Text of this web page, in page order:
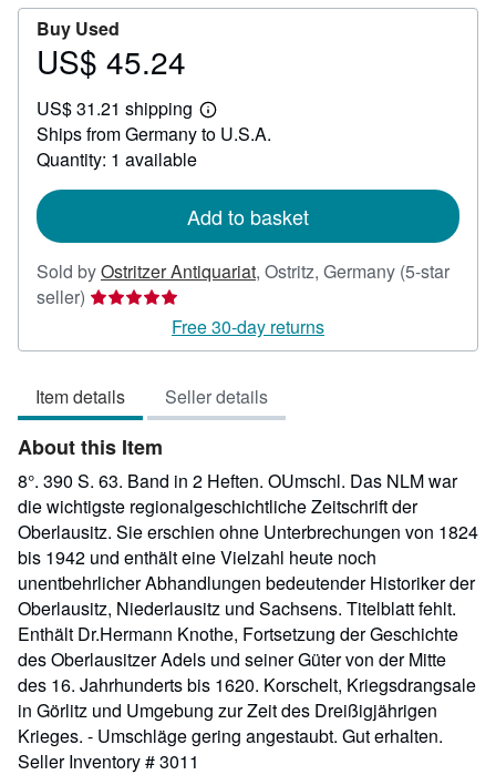
Buy Used
Price
45.24
US$ 45.24
US$ 31.21 shipping
Learn
more
Ships from Germany to U.S.A.
Quantity: 1 available
Add to basket
Sold byOstritzer Antiquariat, Ostritz, Germany (5-star
seller) Seller
5
of
5
stars
Free 30-day returns
Item details Seller details
About this Item
8°. 390 S. 63. Band in 2 Heften. OUmschl. Das NLM war
die wichtigste regionalgeschichtliche Zeitschrift der
Oberlausitz. Sie erschien ohne Unterbrechungen von 1824
bis 1942 und enthält eine Vielzahl heute noch
unentbehrlicher Abhandlungen bedeutender Historiker der
Oberlausitz, Niederlausitz und Sachsens. Titelblatt fehlt.
Enthält Dr.Hermann Knothe, Fortsetzung der Geschichte
des Oberlausitzer Adels und seiner Güter von der Mitte
des 16. Jahrhunderts bis 1620. Korschelt, Kriegsdrangsale
in Görlitz und Umgebung zur Zeit des Dreißigjährigen
Krieges. - Umschläge gering angestaubt. Gut erhalten.
Seller Inventory # 3011